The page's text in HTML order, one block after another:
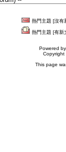
熱門主題 [沒有
熱門主題 [有新
Powered
This page